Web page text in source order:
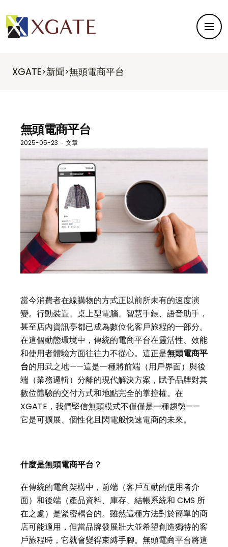
XGATE>新聞>無頭電商平台
無頭電商平台
2025-05-23 · 文章
當今消費者在線購物的方式正以前所未有的速度演
變。行動裝置、桌上型電腦、智慧手錶、語音助手，
甚至店內資訊亭都已成為數位化客戶旅程的一部分。
在這個動態環境中，傳統的電商平台在靈活性、效能
和使用者體驗方面往往力不從心。這正是無頭電商平
台的用武之地——這是一種將前端（用戶界面）與後
端（業務邏輯）分離的現代解決方案，賦予品牌對其
數位體驗的交付方式和地點完全的掌控權。在
XGATE，我們堅信無頭模式不僅僅是一種趨勢——
它是可擴展、個性化且閃電般快速電商的未來。
什麼是無頭電商平台？
在傳統的電商架構中，前端（客戶互動的使用者介
面）和後端（產品資料、庫存、結帳系統和 CMS 所
在之處）是緊密耦合的。雖然這種方法對於簡單的商
店可能適用，但當品牌發展壯大並希望創造獨特的客
戶旅程時，它就會變得束縛手腳。無頭電商平台將這